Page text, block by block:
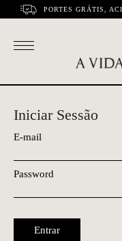
PORTES GRÁTIS,
Iniciar Sessão
E-mail
Password
Entrar